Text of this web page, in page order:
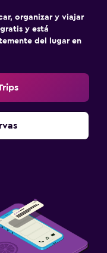
organizar y viajar
y está
del lugar en